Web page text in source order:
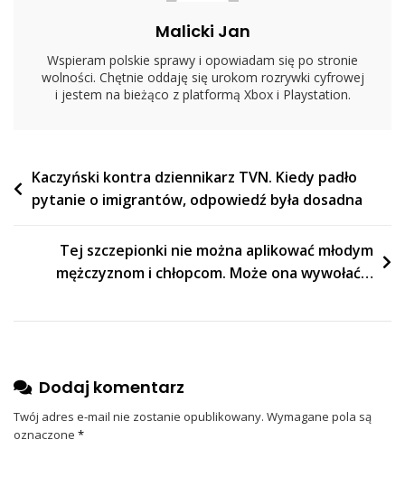
Malicki Jan
Wspieram polskie sprawy i opowiadam się po stronie
wolności. Chętnie oddaję się urokom rozrywki cyfrowej
i jestem na bieżąco z platformą Xbox i Playstation.
Nawigacja
wpisu
Kaczyński kontra dziennikarz TVN. Kiedy padło
pytanie o imigrantów, odpowiedź była dosadna
Tej szczepionki nie można aplikować młodym
mężczyznom i chłopcom. Może ona wywołać…
Dodaj komentarz
Twój adres e-mail nie zostanie opublikowany. Wymagane pola są
oznaczone *